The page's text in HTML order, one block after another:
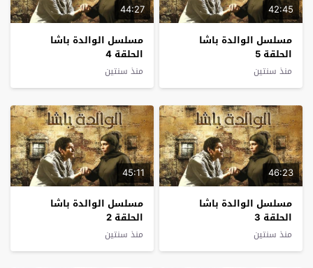
42:45
مسلسل الوالدة باشا
الحلقة 5
منذ سنتين
44:27
مسلسل الوالدة باشا
الحلقة 4
منذ سنتين
46:23
مسلسل الوالدة باشا
الحلقة 3
منذ سنتين
45:11
مسلسل الوالدة باشا
الحلقة 2
منذ سنتين